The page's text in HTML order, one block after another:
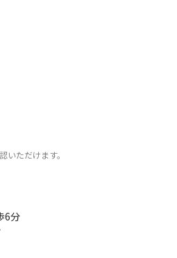
鍋18cm/鍋20cm）
いただけます。
6分